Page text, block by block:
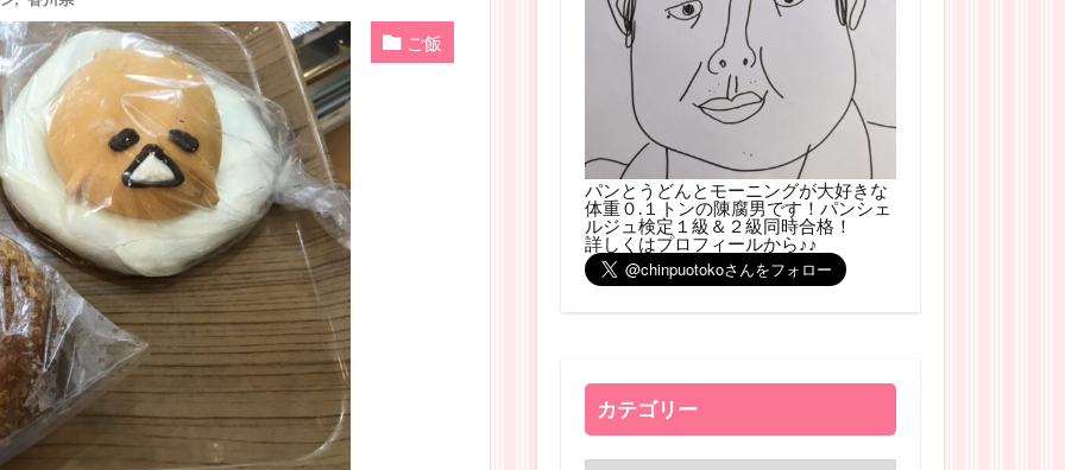
ご飯
パンとうどんとモーニングが大好きな
体重０.１トンの陳腐男です！パンシェ
ルジュ検定１級＆２級同時合格！
詳しくはプロフィールから♪♪
カテゴリー